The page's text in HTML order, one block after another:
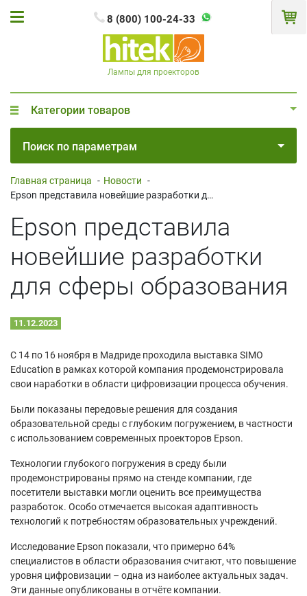
8 (800) 100-24-33
Лампы для проекторов
Категории товаров
Поиск по параметрам
Главная страница - Новости -
Epson представила новейшие разработки для сферы образования
Epson представила
новейшие разработки
для сферы образования
11.12.2023
С 14 по 16 ноября в Мадриде проходила выставка SIMO
Education в рамках которой компания продемонстрировала
свои наработки в области цифровизации процесса обучения.
Были показаны передовые решения для создания
образовательной среды с глубоким погружением, в частности
с использованием современных проекторов Epson.
Технологии глубокого погружения в среду были
продемонстрированы прямо на стенде компании, где
посетители выставки могли оценить все преимущества
разработок. Особо отмечается высокая адаптивность
технологий к потребностям образовательных учреждений.
Исследование Epson показали, что примерно 64%
специалистов в области образования считают, что повышение
уровня цифровизации – одна из наиболее актуальных задач.
Эти данные опубликованы в отчёте компании.